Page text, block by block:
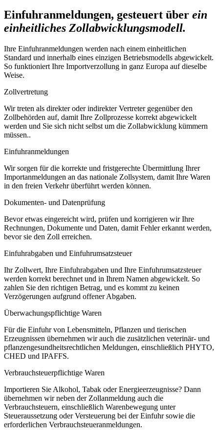
Einfuhranmeldungen, gesteuert über ein
einheitliches Zollabwicklungsmodell.
Ihre Einfuhranmeldungen werden nach einem einheitlichen
Standard und innerhalb eines einzigen Betriebsmodells abgewickelt.
So funktioniert Ihre Importverzollung in ganz Europa auf dieselbe
Weise.
Zollvertretung
Wir treten als direkter oder indirekter Vertreter gegenüber den
Zollbehörden auf, damit Ihre Zollprozesse korrekt abgewickelt
werden und Sie sich nicht selbst um die Zollabwicklung kümmern
müssen..
Einfuhranmeldungen
Wir sorgen für die korrekte und fristgerechte Übermittlung Ihrer
Importanmeldungen an das nationale Zollsystem, damit Ihre Waren
in den freien Verkehr überführt werden können.
Dokumenten- und Datenprüfung
Bevor etwas eingereicht wird, prüfen und korrigieren wir Ihre
Rechnungen, Dokumente und Daten, damit Fehler erkannt werden,
bevor sie den Zoll erreichen.
Einfuhrabgaben und Einfuhrumsatzsteuer
Ihr Zollwert, Ihre Einfuhrabgaben und Ihre Einfuhrumsatzsteuer
werden korrekt berechnet und in Ihrem Namen abgewickelt. So
zahlen Sie den richtigen Betrag, und es kommt zu keinen
Verzögerungen aufgrund offener Abgaben.
Überwachungspflichtige Waren
Für die Einfuhr von Lebensmitteln, Pflanzen und tierischen
Erzeugnissen übernehmen wir auch die zusätzlichen veterinär- und
pflanzengesundheitsrechtlichen Meldungen, einschließlich PHYTO,
CHED und IPAFFS.
Verbrauchsteuerpflichtige Waren
Importieren Sie Alkohol, Tabak oder Energieerzeugnisse? Dann
übernehmen wir neben der Zollanmeldung auch die
Verbrauchsteuern, einschließlich Warenbewegung unter
Steueraussetzung oder Versteuerung bei der Einfuhr sowie die
erforderlichen Verbrauchsteueranmeldungen.